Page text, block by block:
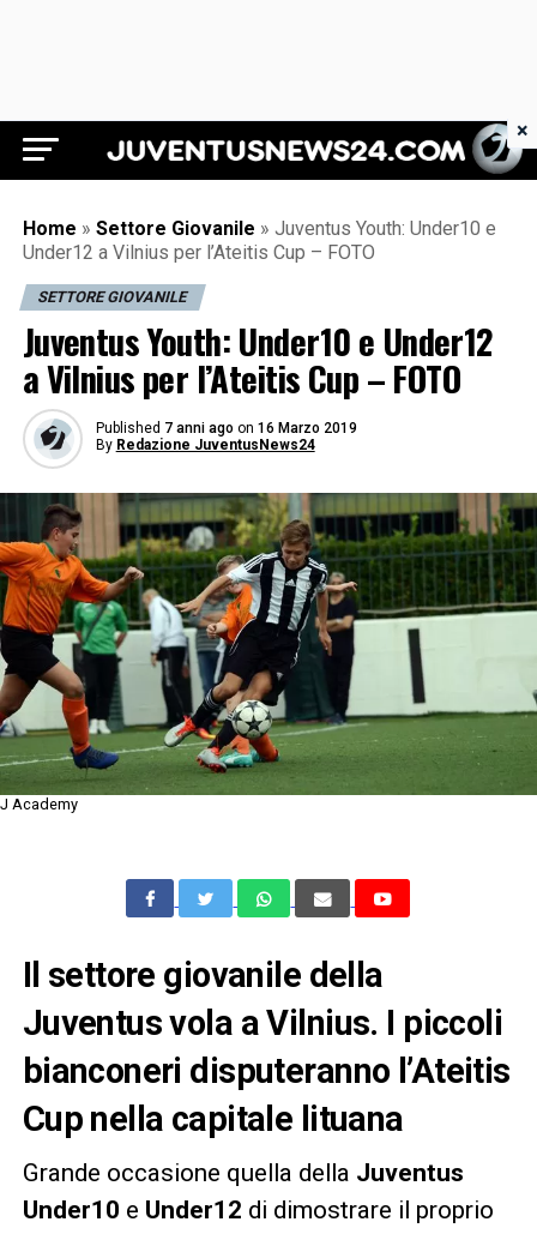
Juventus News 24
Home » Settore Giovanile » Juventus Youth: Under10 e
Under12 a Vilnius per l’Ateitis Cup – FOTO
SETTORE GIOVANILE
Juventus Youth: Under10 e Under12
a Vilnius per l’Ateitis Cup – FOTO
Published 7 anni ago on 16 Marzo 2019
By Redazione JuventusNews24
J Academy
Il settore giovanile della
Juventus vola a Vilnius. I piccoli
bianconeri disputeranno l’Ateitis
Cup nella capitale lituana
Grande occasione quella della Juventus
Under10 e Under12 di dimostrare il proprio
×